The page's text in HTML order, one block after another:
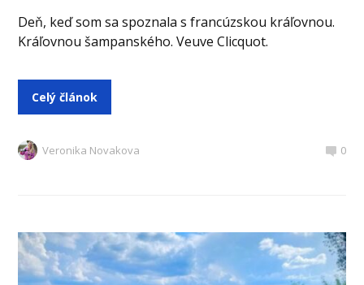
Deň, keď som sa spoznala s francúzskou kráľovnou.
Kráľovnou šampanského. Veuve Clicquot.
Celý článok
Veronika Novakova 0